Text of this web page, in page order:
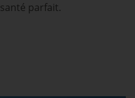
parfait.